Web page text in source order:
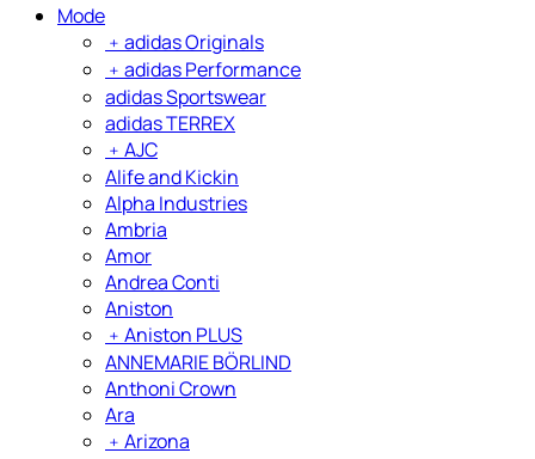
Mode
﹢ adidas Originals
﹢ adidas Performance
adidas Sportswear
adidas TERREX
﹢ AJC
Alife and Kickin
Alpha Industries
Ambria
Amor
Andrea Conti
Aniston
﹢ Aniston PLUS
ANNEMARIE BÖRLIND
Anthoni Crown
Ara
﹢ Arizona